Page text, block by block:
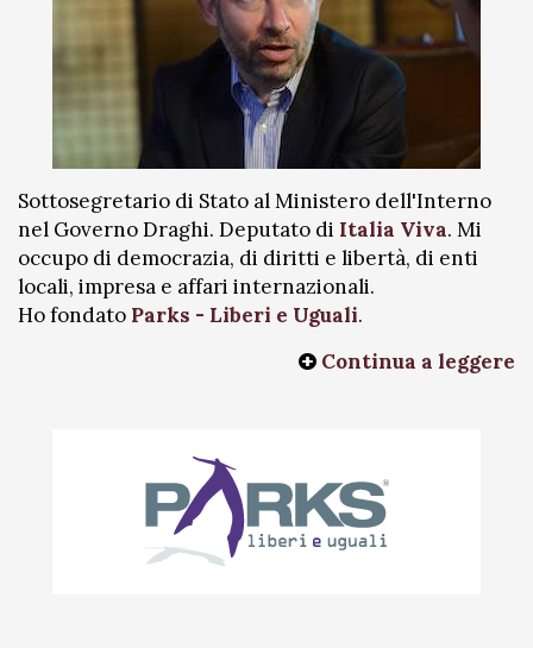
Sottosegretario di Stato al Ministero dell'Interno
nel Governo Draghi. Deputato di Italia Viva. Mi
occupo di democrazia, di diritti e libertà, di enti
locali, impresa e affari internazionali.
Ho fondato Parks - Liberi e Uguali.
Continua a leggere